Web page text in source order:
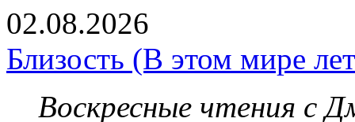
02.08.2026
Близость (В этом мире
Воскресные чтения с